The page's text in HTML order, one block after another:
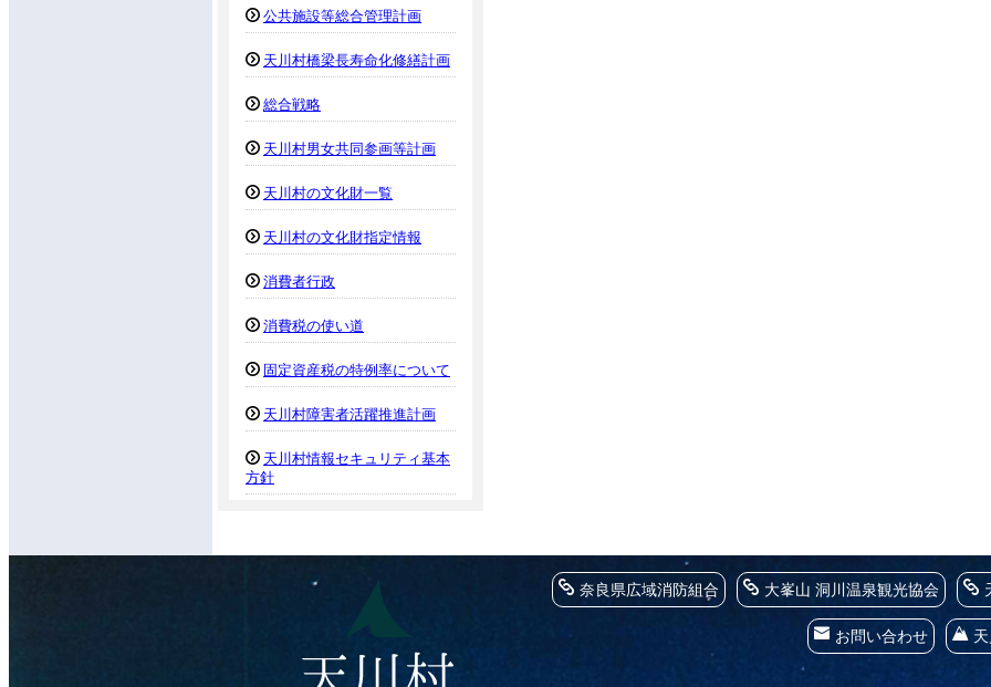
公共施設等総合管理計画
天川村橋梁長寿命化修繕計画
総合戦略
天川村男女共同参画等計画
天川村の文化財一覧
天川村の文化財指定情報
消費者行政
消費税の使い道
固定資産税の特例率について
天川村障害者活躍推進計画
天川村情報セキュリティ基本
方針
大峯山 洞川温泉観光協会
奈良県広域消防組合
お問い合わせ